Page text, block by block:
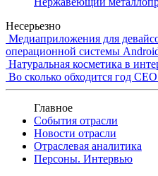
Несерьезно
Медиаприложения для
операционной системы
Натуральная косметика в
Во сколько обходится год
Главное
События отрасли
Новости отрасли
Отраслевая аналитика
Персоны. Интервью